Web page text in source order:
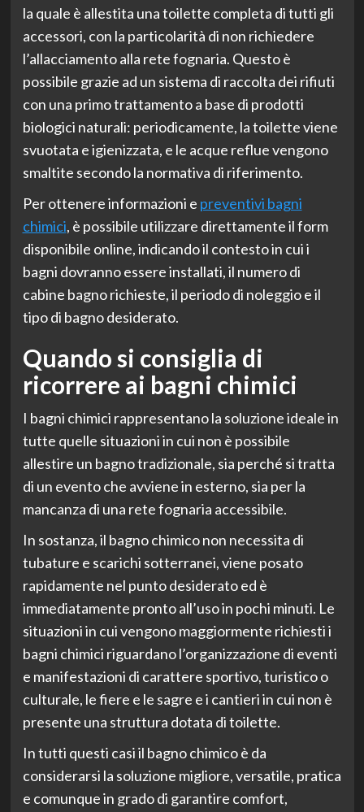
la quale è allestita una toilette completa di tutti gli
accessori, con la particolarità di non richiedere
l’allacciamento alla rete fognaria. Questo è
possibile grazie ad un sistema di raccolta dei rifiuti
con una primo trattamento a base di prodotti
biologici naturali: periodicamente, la toilette viene
svuotata e igienizzata, e le acque reflue vengono
smaltite secondo la normativa di riferimento.
Per ottenere informazioni e preventivi bagni
chimici, è possibile utilizzare direttamente il form
disponibile online, indicando il contesto in cui i
bagni dovranno essere installati, il numero di
cabine bagno richieste, il periodo di noleggio e il
tipo di bagno desiderato.
Quando si consiglia di
ricorrere ai bagni chimici
I bagni chimici rappresentano la soluzione ideale in
tutte quelle situazioni in cui non è possibile
allestire un bagno tradizionale, sia perché si tratta
di un evento che avviene in esterno, sia per la
mancanza di una rete fognaria accessibile.
In sostanza, il bagno chimico non necessita di
tubature e scarichi sotterranei, viene posato
rapidamente nel punto desiderato ed è
immediatamente pronto all’uso in pochi minuti. Le
situazioni in cui vengono maggiormente richiesti i
bagni chimici riguardano l’organizzazione di eventi
e manifestazioni di carattere sportivo, turistico o
culturale, le fiere e le sagre e i cantieri in cui non è
presente una struttura dotata di toilette.
In tutti questi casi il bagno chimico è da
considerarsi la soluzione migliore, versatile, pratica
e comunque in grado di garantire comfort,